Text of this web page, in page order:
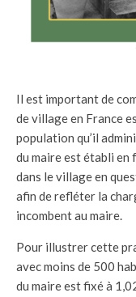
Il est important de
de village en France
population qu’il
du maire est établi en
dans le village en
afin de refléter la
incombent au maire.
Pour illustrer cette
avec moins de 500
du maire est fixé à